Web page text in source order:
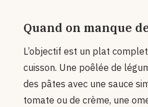
Quand on manque
L’objectif est un plat
cuisson. Une poêlée de
des pâtes avec une sauce
tomate ou de crème, une